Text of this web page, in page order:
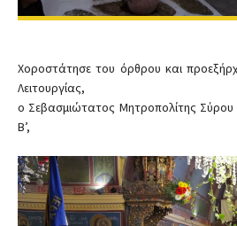
Χοροστάτησε του όρθρου και
Λειτουργίας,
ο Σεβασμιώτατος Μητροπολίτης
Β’,